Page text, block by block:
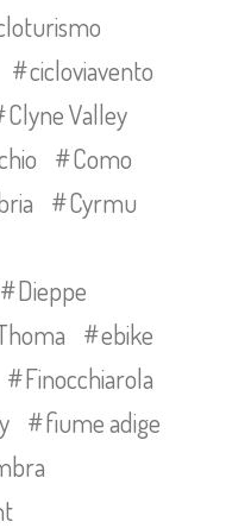
cicloviavento
Clyne Valley
Como
Cyrmu
Dieppe
ebike
Finocchiarola
fiume adige